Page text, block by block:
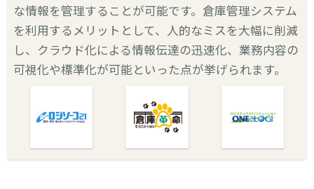
な情報を管理することが可能です。倉庫管理システム
を利用するメリットとして、人的なミスを大幅に削減
し、クラウド化による情報伝達の迅速化、業務内容の
可視化や標準化が可能といった点が挙げられます。